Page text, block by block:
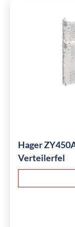
Hager
Verteilerfel